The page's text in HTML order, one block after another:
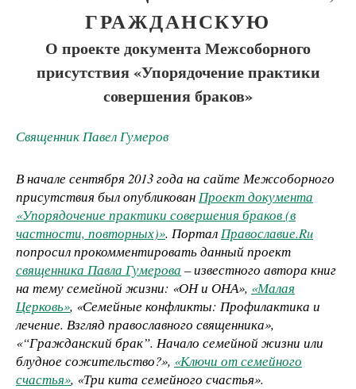
ГРАЖДАНСКУЮ
О проекте документа Межсоборного
присутствия «Упорядочение практики
совершения браков»
Священник Павел Гумеров
В начале сентября 2013 года на сайте Межсоборного
присутствия был опубликованПроект документа
«Упорядочение практики совершения браков (в
частности, повторных)». ПорталПравославие.Ru
попросил прокомментировать данный проект
священника Павла Гумерова – известного автора книг
на тему семейной жизни: «ОН и ОНА», «Малая
Церковь», «Семейные конфликты: Профилактика и
лечение. Взгляд православного священника»,
«“Гражданский брак”. Начало семейной жизни или
блудное сожительство?», «Ключи от семейного
счастья», «Три кита семейного счастья».